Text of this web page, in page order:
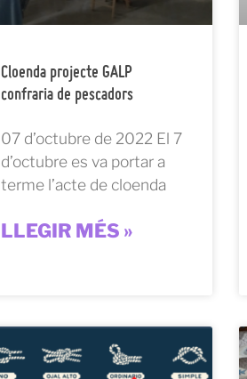
Cloenda projecte GALP
confraria de pescadors
07 d’octubre de 2022 El 7
d’octubre es va portar a
terme l’acte de cloenda
LLEGIR MÉS »